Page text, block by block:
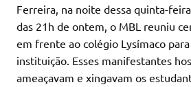
Ferreira, na noite dessa quinta-
das 21h de ontem, o MBL reuniu
em frente ao colégio Lysímaco
instituição. Esses manifestantes
ameaçavam e xingavam os